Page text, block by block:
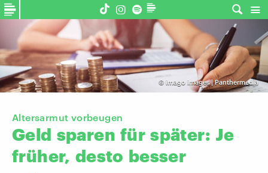
© imago images | Panthermedia
Altersarmut vorbeugen
Geld sparen für später: Je
früher, desto besser